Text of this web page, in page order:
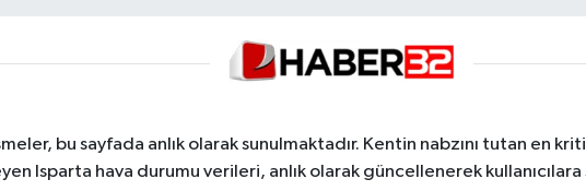
bu sayfada anlık olarak sunulmaktadır. Kentin nabzını tutan en
Isparta hava durumu verileri, anlık olarak güncellenerek